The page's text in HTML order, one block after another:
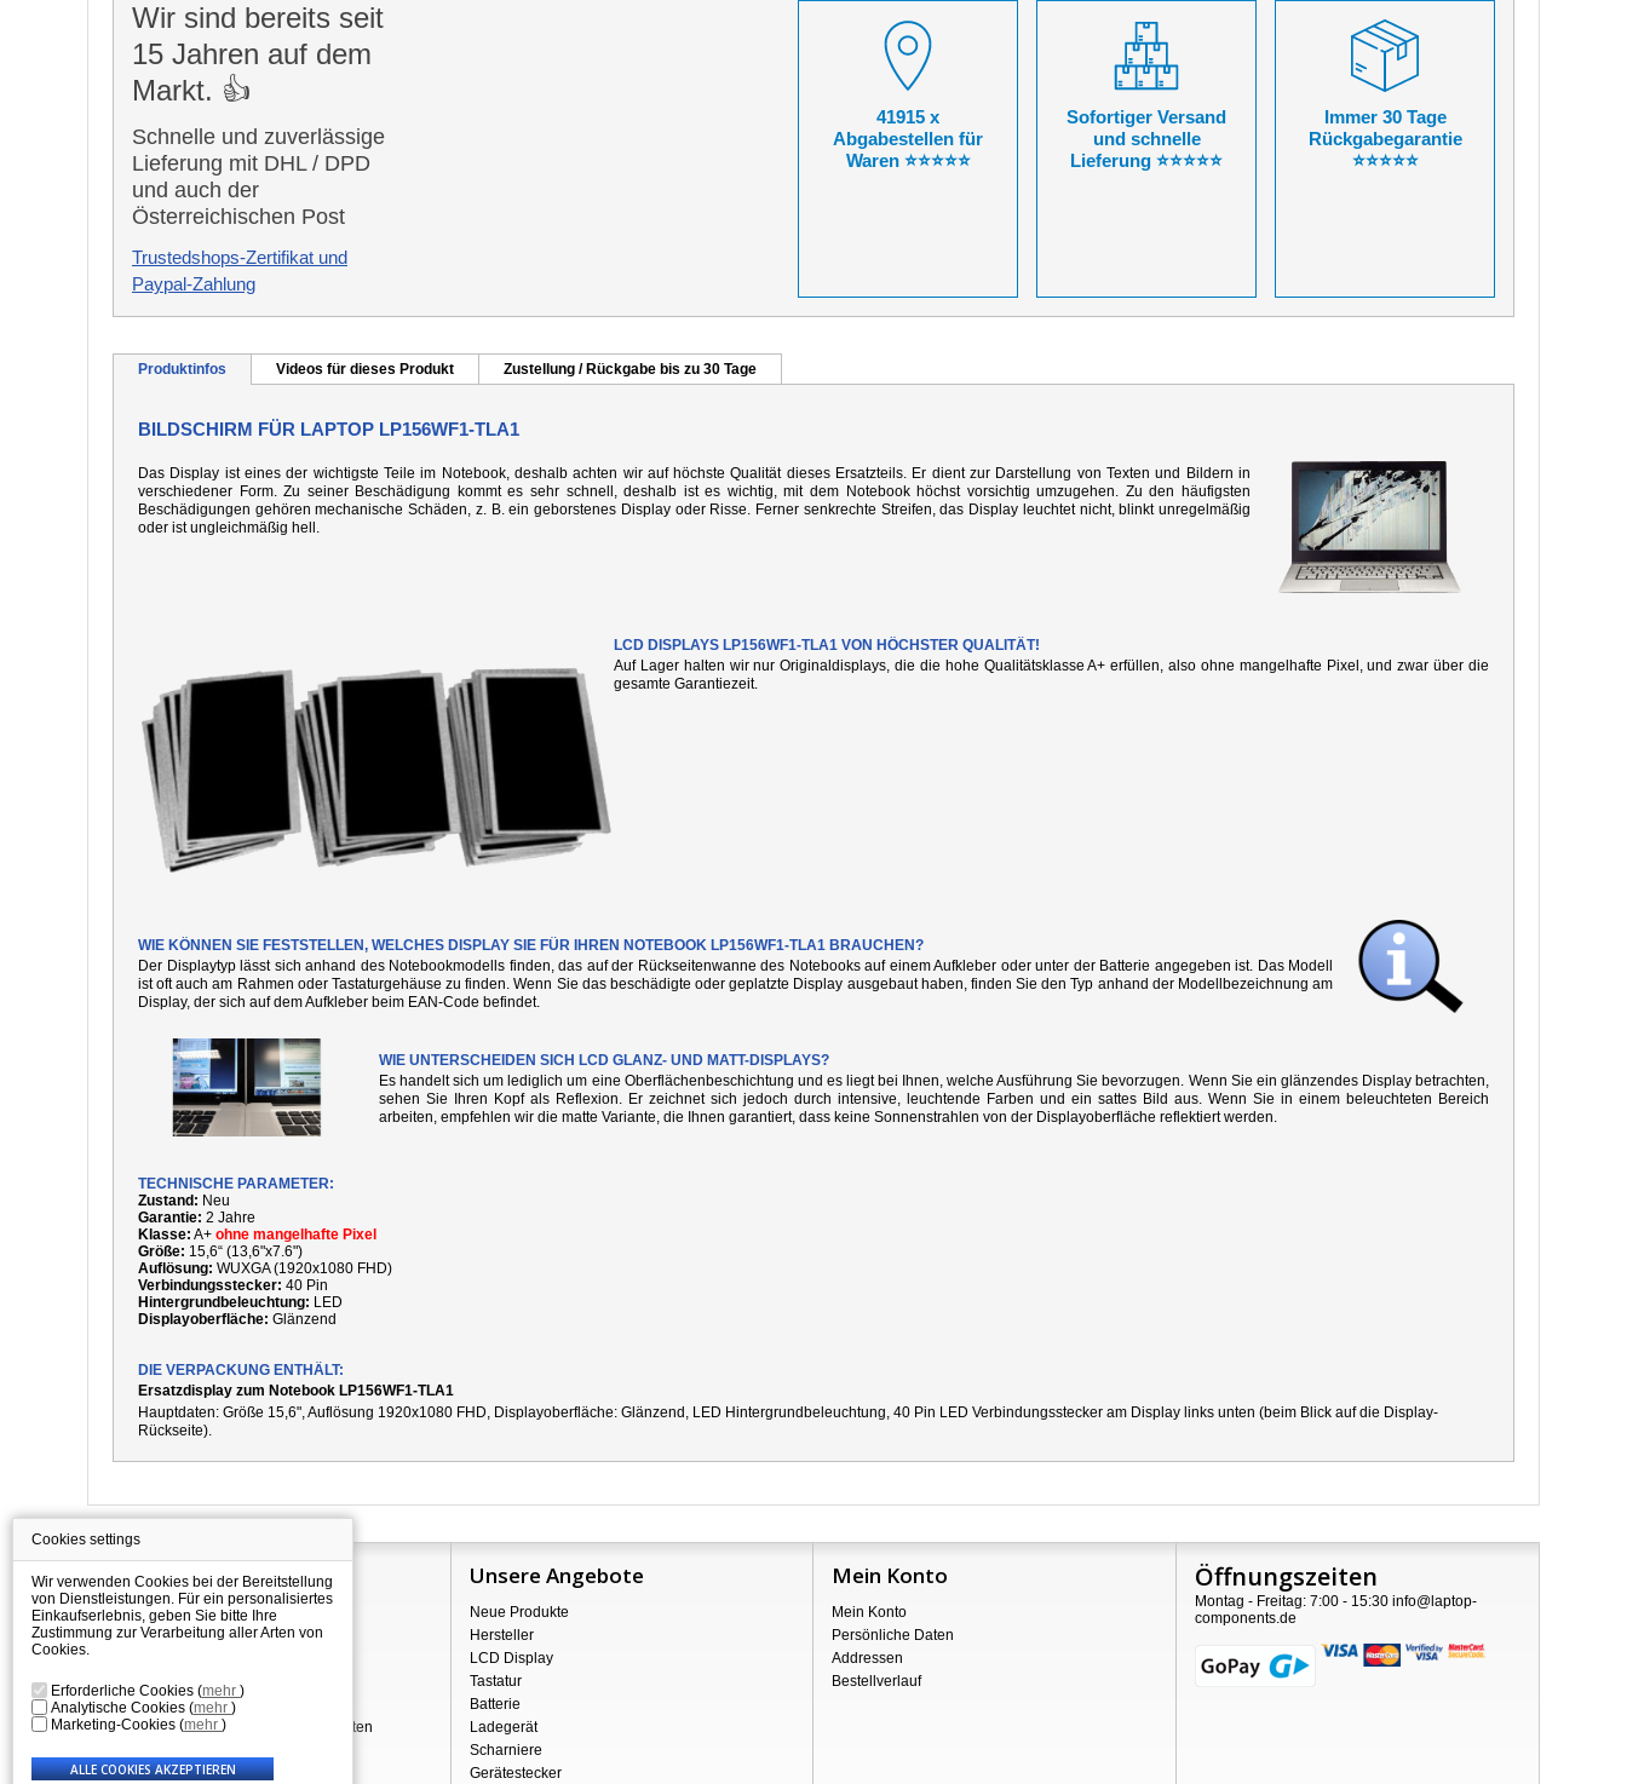
Wir sind bereits seit
15 Jahren auf dem
Markt. 👍
Schnelle und zuverlässige
Lieferung mit DHL / DPD
und auch der
Österreichischen Post
Trustedshops-Zertifikat und
Paypal-Zahlung
41915 x
Abgabestellen für
Waren ⭐⭐⭐⭐⭐
Sofortiger Versand
und schnelle
Lieferung ⭐⭐⭐⭐⭐
Immer 30 Tage
Rückgabegarantie
⭐⭐⭐⭐⭐
Produktinfos Videos für dieses Produkt Zustellung / Rückgabe bis zu 30 Tage
BILDSCHIRM FÜR LAPTOP LP156WF1-TLA1
Das Display ist eines der wichtigste Teile im Notebook, deshalb achten wir auf höchste Qualität dieses Ersatzteils. Er dient zur Darstellung von Texten und Bildern in
verschiedener Form. Zu seiner Beschädigung kommt es sehr schnell, deshalb ist es wichtig, mit dem Notebook höchst vorsichtig umzugehen. Zu den häufigsten
Beschädigungen gehören mechanische Schäden, z. B. ein geborstenes Display oder Risse. Ferner senkrechte Streifen, das Display leuchtet nicht, blinkt unregelmäßig
oder ist ungleichmäßig hell.
LCD DISPLAYS LP156WF1-TLA1 VON HÖCHSTER QUALITÄT!
Auf Lager halten wir nur Originaldisplays, die die hohe Qualitätsklasse A+ erfüllen, also ohne mangelhafte Pixel, und zwar über die
gesamte Garantiezeit.
WIE KÖNNEN SIE FESTSTELLEN, WELCHES DISPLAY SIE FÜR IHREN NOTEBOOK LP156WF1-TLA1 BRAUCHEN?
Der Displaytyp lässt sich anhand des Notebookmodells finden, das auf der Rückseitenwanne des Notebooks auf einem Aufkleber oder unter der Batterie angegeben ist. Das Modell
ist oft auch am Rahmen oder Tastaturgehäuse zu finden. Wenn Sie das beschädigte oder geplatzte Display ausgebaut haben, finden Sie den Typ anhand der Modellbezeichnung am
Display, der sich auf dem Aufkleber beim EAN-Code befindet.
WIE UNTERSCHEIDEN SICH LCD GLANZ- UND MATT-DISPLAYS?
Es handelt sich um lediglich um eine Oberflächenbeschichtung und es liegt bei Ihnen, welche Ausführung Sie bevorzugen. Wenn Sie ein glänzendes Display betrachten,
sehen Sie Ihren Kopf als Reflexion. Er zeichnet sich jedoch durch intensive, leuchtende Farben und ein sattes Bild aus. Wenn Sie in einem beleuchteten Bereich
arbeiten, empfehlen wir die matte Variante, die Ihnen garantiert, dass keine Sonnenstrahlen von der Displayoberfläche reflektiert werden.
TECHNISCHE PARAMETER:
Zustand: Neu
Garantie: 2 Jahre
Klasse: A+ ohne mangelhafte Pixel
Größe: 15,6“ (13,6"x7.6")
Auflösung: WUXGA (1920x1080 FHD)
Verbindungsstecker: 40 Pin
Hintergrundbeleuchtung: LED
Displayoberfläche: Glänzend
DIE VERPACKUNG ENTHÄLT:
Ersatzdisplay zum Notebook LP156WF1-TLA1
Hauptdaten: Größe 15,6", Auflösung 1920x1080 FHD, Displayoberfläche: Glänzend, LED Hintergrundbeleuchtung, 40 Pin LED Verbindungsstecker am Display links unten (beim Blick auf die Display-
Rückseite).
Information
Über Shopping
Versand
Reklamation & Widerrufsrecht
Geschäftsbedingungen
Verarbeitung personenbezogener Daten
Unsere Angebote
Neue Produkte
Hersteller
LCD Display
Tastatur
Batterie
Ladegerät
Scharniere
Gerätestecker
Mein Konto
Mein Konto
Persönliche Daten
Addressen
Bestellverlauf
Öffnungszeiten
Montag - Freitag: 7:00 - 15:30 info@laptop-
components.de
Cookies settings
Wir verwenden Cookies bei der Bereitstellung
von Dienstleistungen. Für ein personalisiertes
Einkaufserlebnis, geben Sie bitte Ihre
Zustimmung zur Verarbeitung aller Arten von
Cookies.
Erforderliche Cookies (mehr )
Analytische Cookies (mehr )
Marketing-Cookies (mehr )